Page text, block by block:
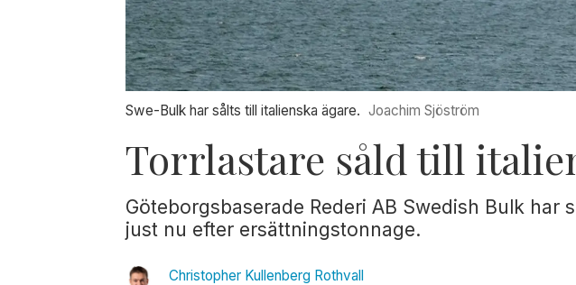
Swe-Bulk har sålts till italienska ägare. Joachim Sjöström
Torrlastare såld till
Göteborgsbaserade Rederi AB Swedish Bulk
just nu efter ersättningstonnage.
Christopher Kullenberg Rothvall